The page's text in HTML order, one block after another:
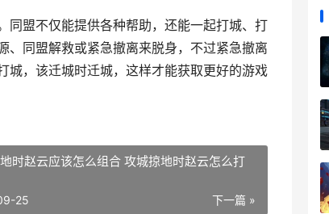
同盟不仅能提供各种帮助，还能一起打城、打
、同盟解救或紧急撤离来脱身，不过紧急撤离
城，该迁城时迁城，这样才能获取更好的游戏
时赵云应该怎么组合 攻城掠地时赵云怎么打
下一篇 »
25